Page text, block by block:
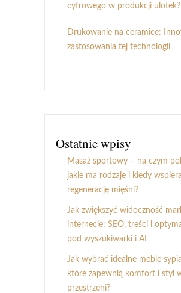
cyfrowego w produkcji ulotek?
Drukowanie na ceramice:
zastosowania tej technologii
Ostatnie wpisy
Masaż sportowy – na czym
jakie ma rodzaje i kiedy wspiera
regenerację mięśni?
Jak zwiększyć widoczność
internecie: SEO, treści i
pod wyszukiwarki i AI
Jak wybrać idealne meble
które zapewnią komfort i styl
przestrzeni?